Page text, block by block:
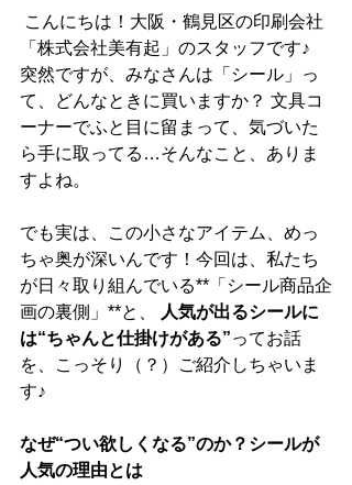
こんにちは！大阪・鶴見区の印刷会社
「株式会社美有起」のスタッフです♪
突然ですが、みなさんは「シール」っ
て、どんなときに買いますか？ 文具コ
ーナーでふと目に留まって、気づいた
ら手に取ってる…そんなこと、ありま
すよね。
でも実は、この小さなアイテム、めっ
ちゃ奥が深いんです！今回は、私たち
が日々取り組んでいる**「シール商品企
画の裏側」**と、
人気が出るシールに
は“ちゃんと仕掛けがある”ってお話
を、こっそり（？）ご紹介しちゃいま
す♪
なぜ“つい欲しくなる”のか？シールが
人気の理由とは